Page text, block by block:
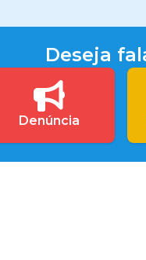
Deseja
Denúncia